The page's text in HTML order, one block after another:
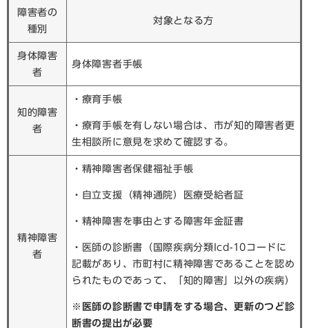
障害者の
種別
対象となる方
身体障害
者
身体障害者手帳
知的障害
者
・療育手帳
・療育手帳を有しない場合は、市が知的障害者更
生相談所に意見を求めて確認する。
精神障害
者
・精神障害者保健福祉手帳
・自立支援（精神通院）医療受給者証
・精神障害を事由とする障害年金証書
・医師の診断書（国際疾病分類Icd-10コードに
記載があり、市町村に精神障害であることを認め
られたものであって、「知的障害」以外の疾病）
※医師の診断書で申請をする場合、更新のつど診
断書の提出が必要